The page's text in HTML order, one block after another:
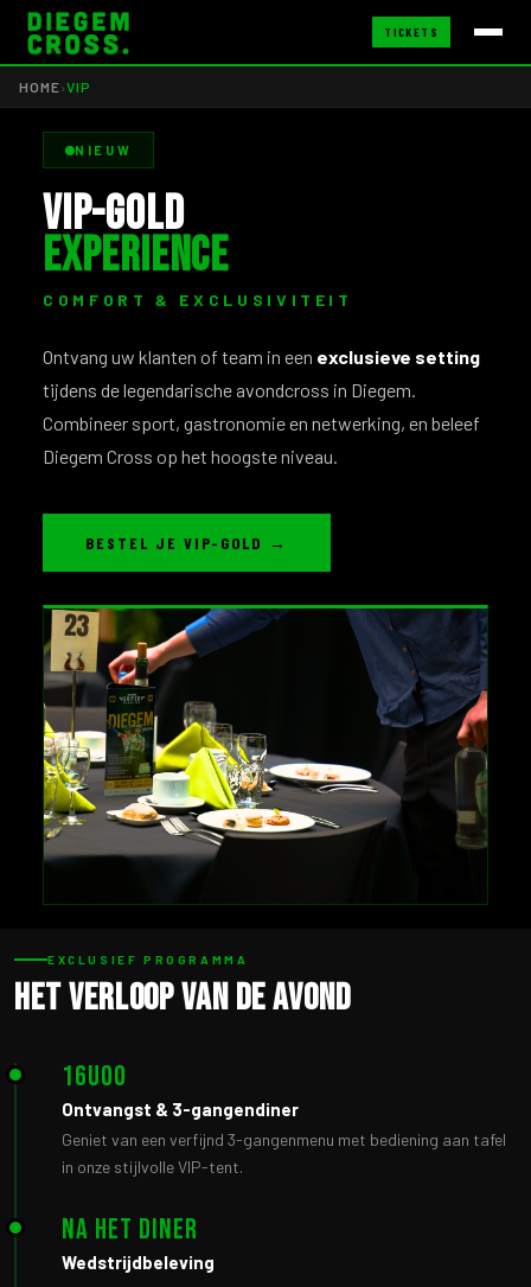
TICKETS
HOME›VIP
NIEUW
VIP-GOLD
EXPERIENCE
COMFORT & EXCLUSIVITEIT
Ontvang uw klanten of team in een exclusieve setting
tijdens de legendarische avondcross in Diegem.
Combineer sport, gastronomie en netwerking, en beleef
Diegem Cross op het hoogste niveau.
BESTEL JE VIP-GOLD →
EXCLUSIEF PROGRAMMA
Het verloop van de avond
16u00
Ontvangst & 3-gangendiner
Geniet van een verfijnd 3-gangenmenu met bediening aan tafel
in onze stijlvolle VIP-tent.
Na het diner
Wedstrijdbeleving